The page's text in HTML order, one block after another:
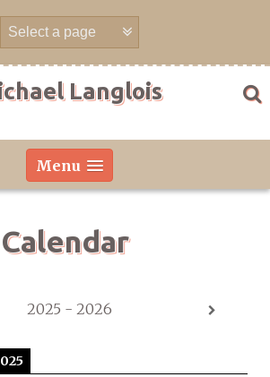
Langlois
Menu
Calendar
2025 - 2026